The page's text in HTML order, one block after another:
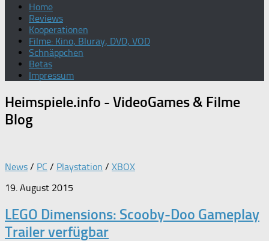
Home
Reviews
Kooperationen
Filme: Kino, Bluray, DVD, VOD
Schnäppchen
Betas
Impressum
Heimspiele.info - VideoGames & Filme
Blog
News / PC / Playstation / XBOX
19. August 2015
LEGO Dimensions: Scooby-Doo Gameplay
Trailer verfügbar